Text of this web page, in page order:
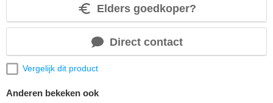
Elders goedkoper?
Direct contact
Vergelijk dit product
Anderen bekeken ook